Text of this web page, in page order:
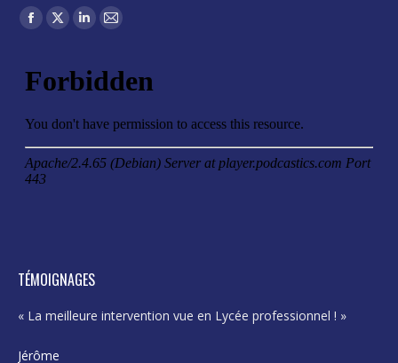
Trouvez nous sur :
Facebook
opens
new
window
X
opens
new
window
LinkedIn
opens
new
window
Mail
opens
new
window
TÉMOIGNAGES
« La meilleure intervention vue en Lycée professionnel ! »
Jérôme